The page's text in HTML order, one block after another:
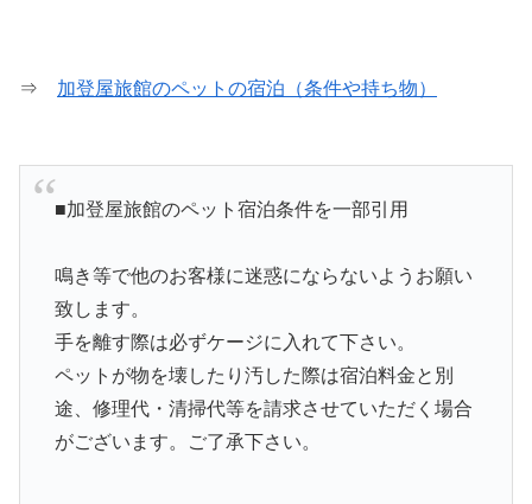
⇒ 加登屋旅館のペットの宿泊（条件や持ち物）
■加登屋旅館のペット宿泊条件を一部引用
鳴き等で他のお客様に迷惑にならないようお願い
致します。
手を離す際は必ずケージに入れて下さい。
ペットが物を壊したり汚した際は宿泊料金と別
途、修理代・清掃代等を請求させていただく場合
がございます。ご了承下さい。